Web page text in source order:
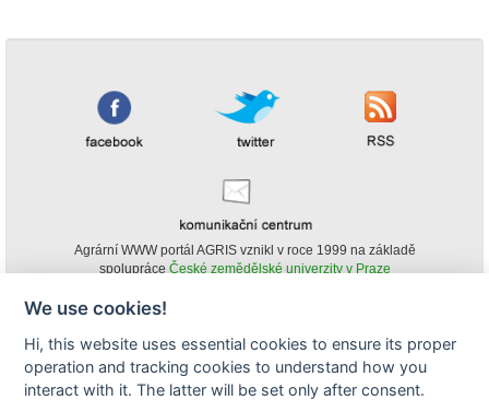
Agrární WWW portál AGRIS vznikl v roce 1999 na základě
spolupráce České zemědělské univerzity v Praze
obsahu agrárního WWW portálu AGRIS je možné
(pokud není uvedeno jinak) pouze za podmínky uvedení zdroje v podobě
www.agris.cz a data publikace v AGRISu.
We use cookies!
Hi, this website uses essential cookies to ensure its proper
operation and tracking cookies to understand how you
interact with it. The latter will be set only after consent.